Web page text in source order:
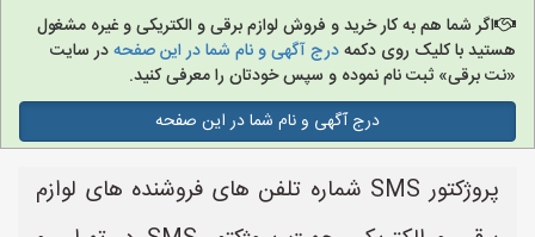
اگر شما هم به کار خرید و فروش لوازم برقی و الکتریکی و غیره مشغول
هستید با کلیک روی دکمهدرج آگهی و نام شما در این صفحهدر سایت
«نت برقی» ثبت نام نموده و سپس خودتان را معرفی کنید.
درج آگهی و نام شما در این صفحه
پروژکتور SMS شماره تلفن های فروشنده های لوازم